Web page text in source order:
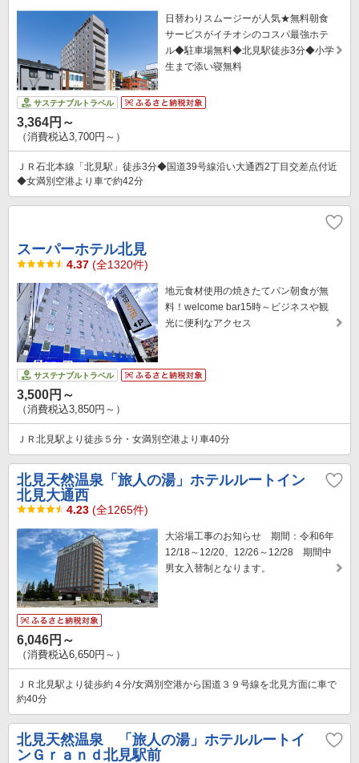
日替わりスムージーが人気★無料朝食
サービスがイチオシのコスパ最強ホテ
ル◆駐車場無料◆北見駅徒歩3分◆小学
生まで添い寝無料
サステナブルトラベル
3,364円～
（消費税込3,700円～）
ＪＲ石北本線「北見駅」徒歩3分◆国道39号線沿い大通西2丁目交差点付近
◆女満別空港より車で約42分
スーパーホテル北見
4.37 (全1320件)
地元食材使用の焼きたてパン朝食が無
料！welcome bar15時～ビジネスや観
光に便利なアクセス
サステナブルトラベル
3,500円～
（消費税込3,850円～）
ＪＲ北見駅より徒歩５分・女満別空港より車40分
北見天然温泉「旅人の湯」ホテルルートイン
北見大通西
4.23 (全1265件)
大浴場工事のお知らせ 期間：令和6年
12/18～12/20、12/26～12/28 期間中
男女入替制となります。
6,046円～
（消費税込6,650円～）
ＪＲ北見駅より徒歩約４分/女満別空港から国道３９号線を北見方面に車で
約40分
北見天然温泉 「旅人の湯」ホテルルートイ
ンＧｒａｎｄ北見駅前